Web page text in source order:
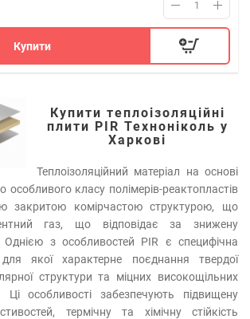
Купити
Купити теплоізоляційні
плити PIR Техноніколь у
Харкові
Теплоізоляційний матеріал на основі
особливого класу полімерів-реактопластів
закритою комірчастою структурою, що
газ, що відповідає за знижену
Однією з особливостей PIR є специфічна
якої характерне поєднання твердої
структури та міцних високощільних
Ці особливості забезпечують підвищену
термічну та хімічну стійкість